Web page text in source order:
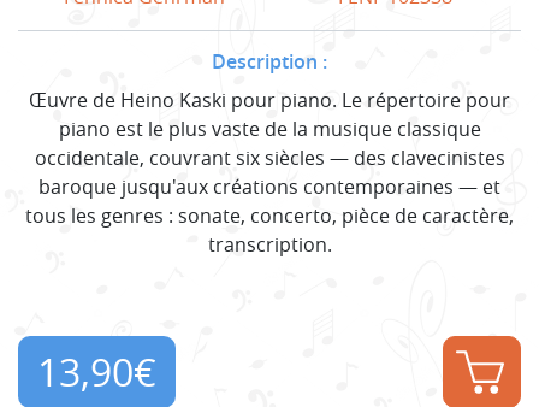
Description :
Œuvre de Heino Kaski pour piano. Le répertoire pour
piano est le plus vaste de la musique classique
occidentale, couvrant six siècles — des clavecinistes
baroque jusqu'aux créations contemporaines — et
tous les genres : sonate, concerto, pièce de caractère,
transcription.
13,90€